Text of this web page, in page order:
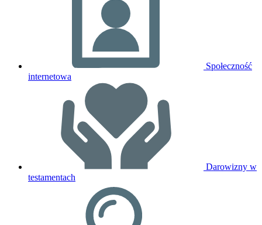
Społeczność
internetowa
Darowizny w
testamentach